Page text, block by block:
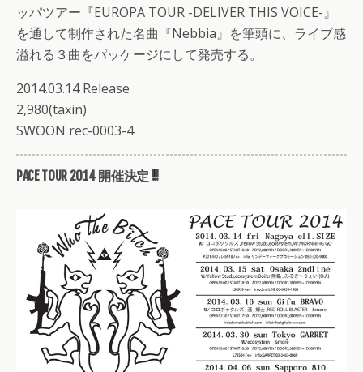
ッパツアー『EUROPA TOUR -DELIVER THIS VOICE-』
を通して制作された名曲『Nebbia』を筆頭に、ライブ感
溢れる３曲をパッケージにして発売する。
2014.03.14 Release
2,980(taxin)
SWOON rec-0003-4
PACE TOUR 2014 開催決定 !!!